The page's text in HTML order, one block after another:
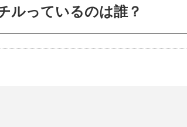
ルっているのは誰？